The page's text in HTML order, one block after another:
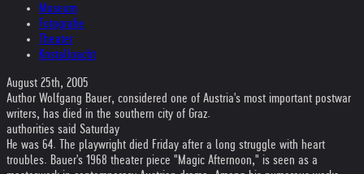
Museum
Fotografie
Theater
Kristallnacht
August 25th, 2005
Author Wolfgang Bauer, considered one of Austria's most important postwar
writers, has died in the southern city of Graz.
authorities said Saturday
He was 64. The playwright died Friday after a long struggle with heart
troubles. Bauer's 1968 theater piece "Magic Afternoon," is seen as a